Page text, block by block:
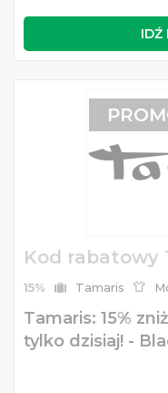
IDŹ
Kod rabatowy
15% Tamaris
Tamaris: 15%
tylko dzisiaj! -